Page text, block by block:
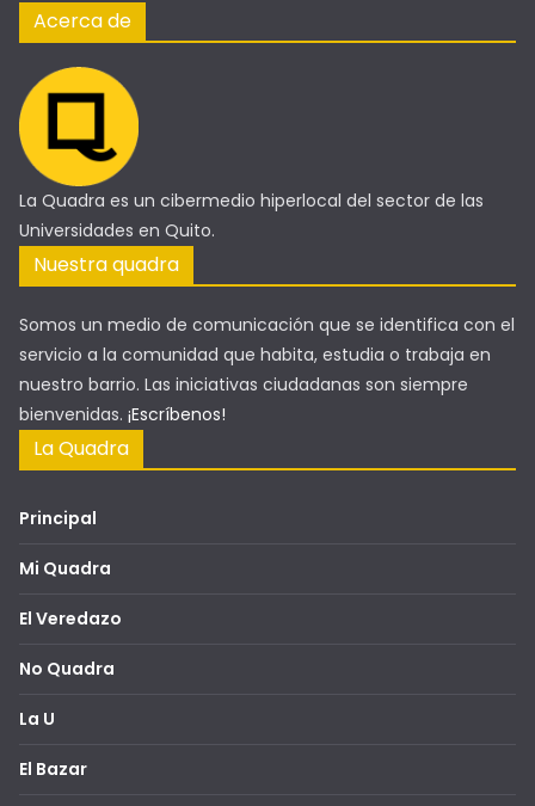
Acerca de
La Quadra es un cibermedio hiperlocal del sector de las
Universidades en Quito.
Nuestra quadra
Somos un medio de comunicación que se identifica con el
servicio a la comunidad que habita, estudia o trabaja en
nuestro barrio. Las iniciativas ciudadanas son siempre
bienvenidas. ¡Escríbenos!
La Quadra
Principal
Mi Quadra
El Veredazo
No Quadra
La U
El Bazar